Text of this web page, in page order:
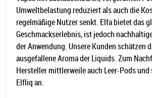
Umweltbelastung reduziert als auch die
regelmäßige Nutzer senkt. Elfa bietet das
Geschmackserlebnis, ist jedoch
der Anwendung. Unsere Kunden schätzen
ausgefallene Aroma der Liquids. Zum
Hersteller mittlerweile auch Leer-Pods
Elfliq an.